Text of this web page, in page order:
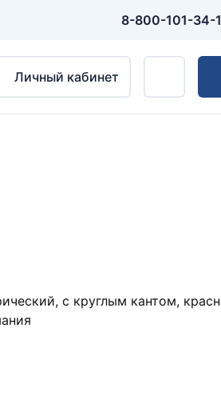
8-800-101-34-
Личный кабинет
с круглым кантом,